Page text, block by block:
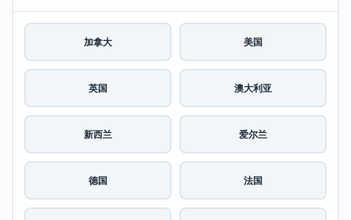
加拿大 美国
英国 澳大利亚
新西兰 爱尔兰
德国 法国